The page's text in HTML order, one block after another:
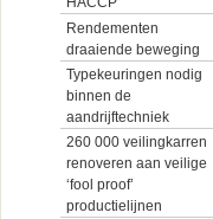
Rendementen
draaiende beweging
Typekeuringen nodig
binnen de
aandrijftechniek
260 000 veilingkarren
renoveren aan veilige
‘fool proof’
productielijnen